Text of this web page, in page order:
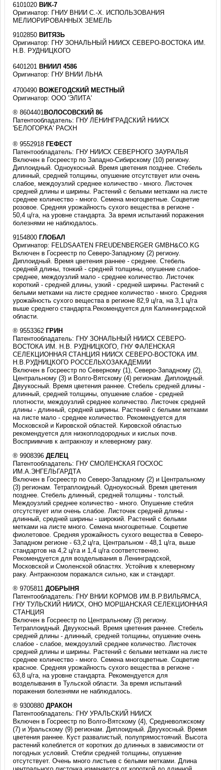
6101020 ВИК-7
Оригинатор: ГНИУ ВНИИ С.-Х. ИСПОЛЬЗОВАНИЯ
МЕЛИОРИРОВАННЫХ ЗЕМЕЛЬ
9102850 ВИТЯЗЬ
Оригинатор: ГНУ ЗОНАЛЬНЫЙ НИИСХ СЕВЕРО-ВОСТОКА ИМ.
Н.В. РУДНИЦКОГО
6401201 ВНИИЛ 4586
Оригинатор: ГНУ ВНИИ ЛЬНА
4700490 ВОЖЕГОДСКИЙ МЕСТНЫЙ
Оригинатор: ООО 'ЭЛИТА'
® 8604401 ВОЛОСОВСКИЙ 86
Патентообладатель: ГНУ ЛЕНИНГРАДСКИЙ НИИСХ
'БЕЛОГОРКА' РАСХН
® 9552918 ГЕФЕСТ
Патентообладатель: ГНУ НИИСХ СЕВЕРНОГО ЗАУРАЛЬЯ
Включен в Госреестр по Западно-Сибирскому (10) региону.
Диплоидный. Одноукосный. Время цветения позднее. Стебель
длинный, средней толщины, опушение отсутствует или очень
слабое, междоузлий среднее количество - много. Листочек
средней длины и ширины. Растений с белыми метками на листе
среднее количество - много. Семена многоцветные. Соцветие
розовое. Средняя урожайность сухого вещества в регионе -
50,4 ц/га, на уровне стандарта. За время испытаний поражения
болезнями не наблюдалось.
9154800 ГЛОБАЛ
Оригинатор: FELDSAATEN FREUDENBERGER GMBH&CO.KG
Включен в Госреестр по Северо-Западному (2) региону.
Диплоидный. Время цветения раннее - среднее. Стебель
средней длины, тонкий - средней толщины, опушение слабое-
среднее, междоузлий мало - среднее количество. Листочек
короткий - средней длины, узкий - средней ширины. Растений с
белыми метками на листе среднее количество - много. Средняя
урожайность сухого вещества в регионе 82,9 ц/га, на 3,1 ц/га
выше среднего стандарта.Рекомендуется для Калининградской
области.
® 9553362 ГРИН
Патентообладатель: ГНУ ЗОНАЛЬНЫЙ НИИСХ СЕВЕРО-
ВОСТОКА ИМ. Н.В. РУДНИЦКОГО, ГНУ ФАЛЕНСКАЯ
СЕЛЕКЦИОННАЯ СТАНЦИЯ НИИСХ СЕВЕРО-ВОСТОКА ИМ.
Н.В.РУДНИЦКОГО РОССЕЛЬХОЗАКАДЕМИИ
Включен в Госреестр по Северному (1), Северо-Западному (2),
Центральному (3) и Волго-Вятскому (4) регионам. Диплоидный.
Двуукосный. Время цветения раннее. Стебель средней длины -
длинный, средней толщины, опушение слабое - средней
плотности, междоузлий среднее количество. Листочек средней
длины - длинный, средней ширины. Растений с белыми метками
на листе мало - среднее количество. Рекомендуется для
Московской и Кировской областей. Кировской областью
рекомендуется для низкоплодородных и кислых почв.
Восприимчив к антракнозу и клеверному раку.
® 9908396ДЕЛЕЦ
Патентообладатель: ГНУ СМОЛЕНСКАЯ ГОСХОС
ИМ.А.ЭНГЕЛЬГАРДТА
Включен в Госреестр по Северо-Западному (2) и Центральному
(3) регионам. Тетраплоидный. Одноукосный. Время цветения
позднее. Стебель длинный, средней толщины - толстый.
Междоузлий среднее количество - много. Опушение стебля
отсутствует или очень слабое. Листочек средней длины -
длинный, средней ширины - широкий. Растений с белыми
метками на листе много. Семена многоцветные. Соцветие
фиолетовое. Средняя урожайность сухого вещества в Северо-
Западном регионе - 63,2 ц/га, Центральном - 48,1 ц/га, выше
стандартов на 4,2 ц/га и 1,4 ц/га соответственно.
Рекомендуется для возделывания в Ленинградской,
Московской и Смоленской областях. Устойчив к клеверному
раку. Антракнозом поражался сильно, как и стандарт.
® 9705811ДОБРЫНЯ
Патентообладатель: ГНУ ВНИИ КОРМОВ ИМ.В.Р.ВИЛЬЯМСА,
ГНУ ТУЛЬСКИЙ НИИСХ, ОНО МОРШАНСКАЯ СЕЛЕКЦИОННАЯ
СТАНЦИЯ
Включен в Госреестр по Центральному (3) региону.
Тетраплоидный. Двуукосный. Время цветения раннее. Стебель
средней длины - длинный, средней толщины, опушение очень
слабое - слабое, междоузлий среднее количество. Листочек
средней длины и ширины. Растений с белыми метками на листе
среднее количество - много. Семена многоцветные. Соцветие
красное. Средняя урожайность сухого вещества в регионе -
63,8 ц/га, на уровне стандарта. Рекомендуется для
возделывания в Тульской области. За время испытаний
поражения болезнями не наблюдалось.
® 9300880ДРАКОН
Патентообладатель: ГНУ УРАЛЬСКИЙ НИИСХ
Включен в Госреестр по Волго-Вятскому (4), Средневолжскому
(7) и Уральскому (9) регионам. Диплоидный. Двуукосный. Время
цветения раннее. Куст развалистый, полупрямостоячий. Высота
растений колеблется от коротких до длинных в зависимости от
погодных условий. Стебли средней толщины, опушение
отсутствует. Очень много листьев с белыми метками. Длина